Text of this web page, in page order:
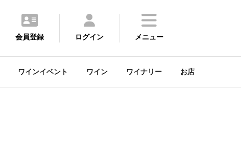
会員登録 ログイン メニュー
ワインイベント ワイン ワイナリー お店